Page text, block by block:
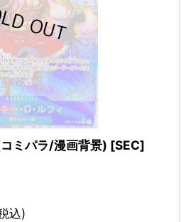
ミパラ/漫画背景) [SEC]
込)